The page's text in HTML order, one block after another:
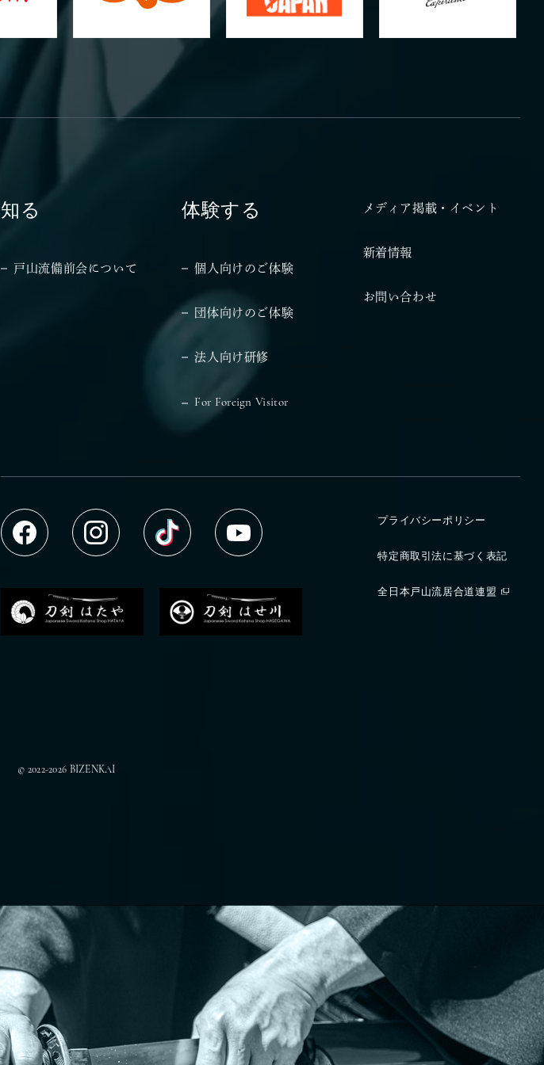
知る
戸山流備前会について
体験する
個人向けのご体験
団体向けのご体験
法人向け研修
For Foreign Visitor
メディア掲載・イベント
新着情報
お問い合わせ
プライバシーポリシー
特定商取引法に基づく表記
全日本戸山流居合道連盟
© 2022-2026 BIZENKAI